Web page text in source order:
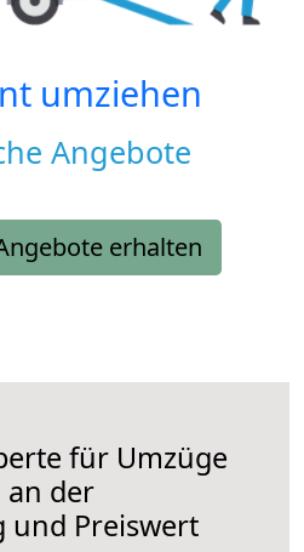
umziehen
Angebote
erhalten
für Umzüge
an der
und Preiswert